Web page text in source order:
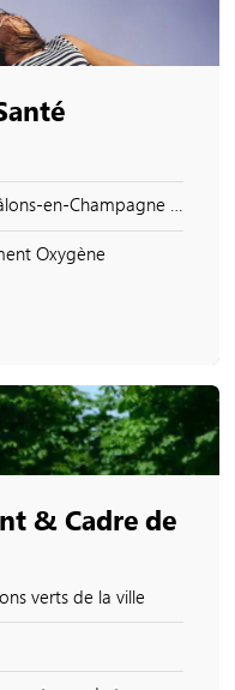
en-Champagne Centre
Oxygène
& Cadre de
verts de la ville